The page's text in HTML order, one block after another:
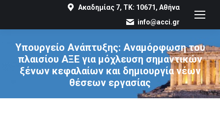
Ακαδημίας 7, ΤΚ: 10671, Αθήνα
info@acci.gr
Υπουργείο Ανάπτυξης: Αναμόρφωση του
πλαισίου ΑΞΕ για μόχλευση σημαντικών
ξένων κεφαλαίων και δημιουργία νέων
θέσεων εργασίας
You are here: